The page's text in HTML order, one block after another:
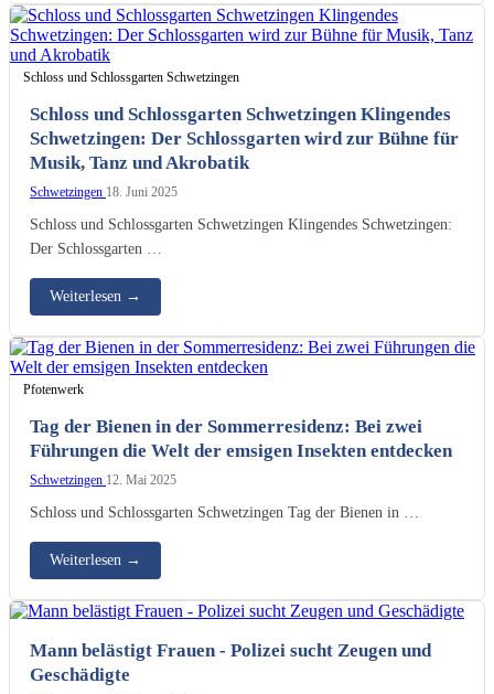
Schloss und Schlossgarten Schwetzingen
Schloss und Schlossgarten Schwetzingen Klingendes
Schwetzingen: Der Schlossgarten wird zur Bühne für
Musik, Tanz und Akrobatik
Schwetzingen 18. Juni 2025
Schloss und Schlossgarten Schwetzingen Klingendes Schwetzingen:
Der Schlossgarten …
Weiterlesen →
Pfotenwerk
Tag der Bienen in der Sommerresidenz: Bei zwei
Führungen die Welt der emsigen Insekten entdecken
Schwetzingen 12. Mai 2025
Schloss und Schlossgarten Schwetzingen Tag der Bienen in …
Weiterlesen →
Mann belästigt Frauen - Polizei sucht Zeugen und
Geschädigte